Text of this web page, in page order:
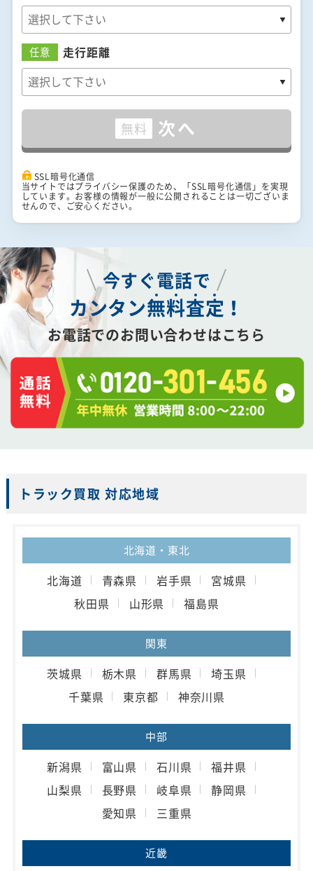
任意 走行距離
無料 次へ
SSL暗号化通信
当サイトではプライバシー保護のため、「SSL暗号化通信」を実現
しています。お客様の情報が一般に公開されることは一切ございま
せんので、ご安心ください。
今すぐ電話で
カンタン無料査定 ！
お電話でのお問い合わせはこちら
トラック買取 対応地域
北海道・東北
北海道 青森県 岩手県
宮城県
秋田県
山形県 福島県
関東
茨城県 栃木県 群馬県
埼玉県
千葉県
東京都 神奈川県
中部
新潟県 富山県 石川県
福井県
山梨県
長野県 岐阜県
静岡県
愛知県
三重県
近畿